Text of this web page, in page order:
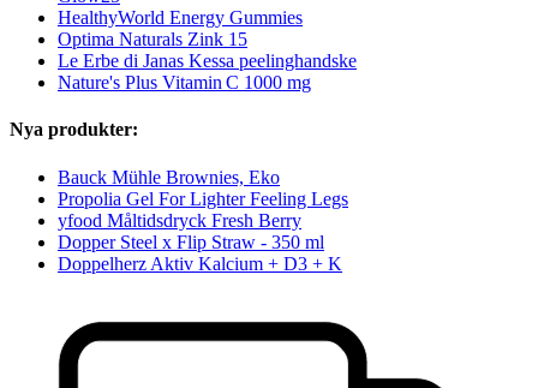
HealthyWorld Energy Gummies
Optima Naturals Zink 15
Le Erbe di Janas Kessa peelinghandske
Nature's Plus Vitamin C 1000 mg
Nya produkter:
Bauck Mühle Brownies, Eko
Propolia Gel For Lighter Feeling Legs
yfood Måltidsdryck Fresh Berry
Dopper Steel x Flip Straw - 350 ml
Doppelherz Aktiv Kalcium + D3 + K